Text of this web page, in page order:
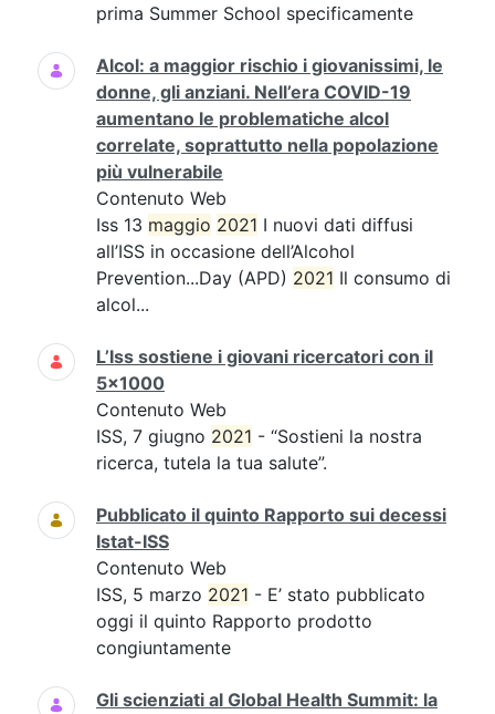
prima Summer School specificamente
Alcol: a maggior rischio i giovanissimi, le
donne, gli anziani. Nell’era COVID-19
aumentano le problematiche alcol
correlate, soprattutto nella popolazione
più vulnerabile
Contenuto Web
Iss 13 maggio 2021 I nuovi dati diffusi
all’ISS in occasione dell’Alcohol
Prevention...Day (APD) 2021 Il consumo di
alcol...
L’Iss sostiene i giovani ricercatori con il
5x1000
Contenuto Web
ISS, 7 giugno 2021 - “Sostieni la nostra
ricerca, tutela la tua salute”.
Pubblicato il quinto Rapporto sui decessi
Istat-ISS
Contenuto Web
ISS, 5 marzo 2021 - E’ stato pubblicato
oggi il quinto Rapporto prodotto
congiuntamente
Gli scienziati al Global Health Summit: la